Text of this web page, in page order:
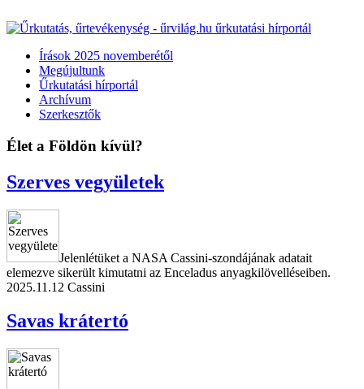
Írások 2025 novemberétől
Megújultunk
Űrkutatási hírportál
Archívum
Szerkesztők
Élet a Földön kívül?
Szerves vegyületek
Jelenlétüket a NASA Cassini-szondájának adatait
elemezve sikerült kimutatni az Enceladus anyagkilövelléseiben.
2025.11.12 Cassini
Savas krátertó